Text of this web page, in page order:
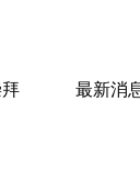
最新消